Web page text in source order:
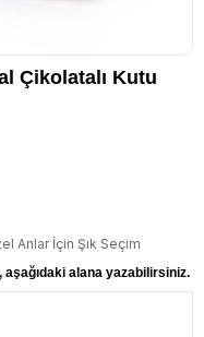
Çikolatalı Kutu
Anlar İçin Şık Seçim
alana yazabilirsiniz.